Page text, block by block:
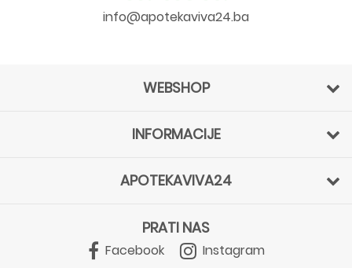
info@apotekaviva24.ba
WEBSHOP
INFORMACIJE
APOTEKAVIVA24
PRATI NAS
Facebook Instagram